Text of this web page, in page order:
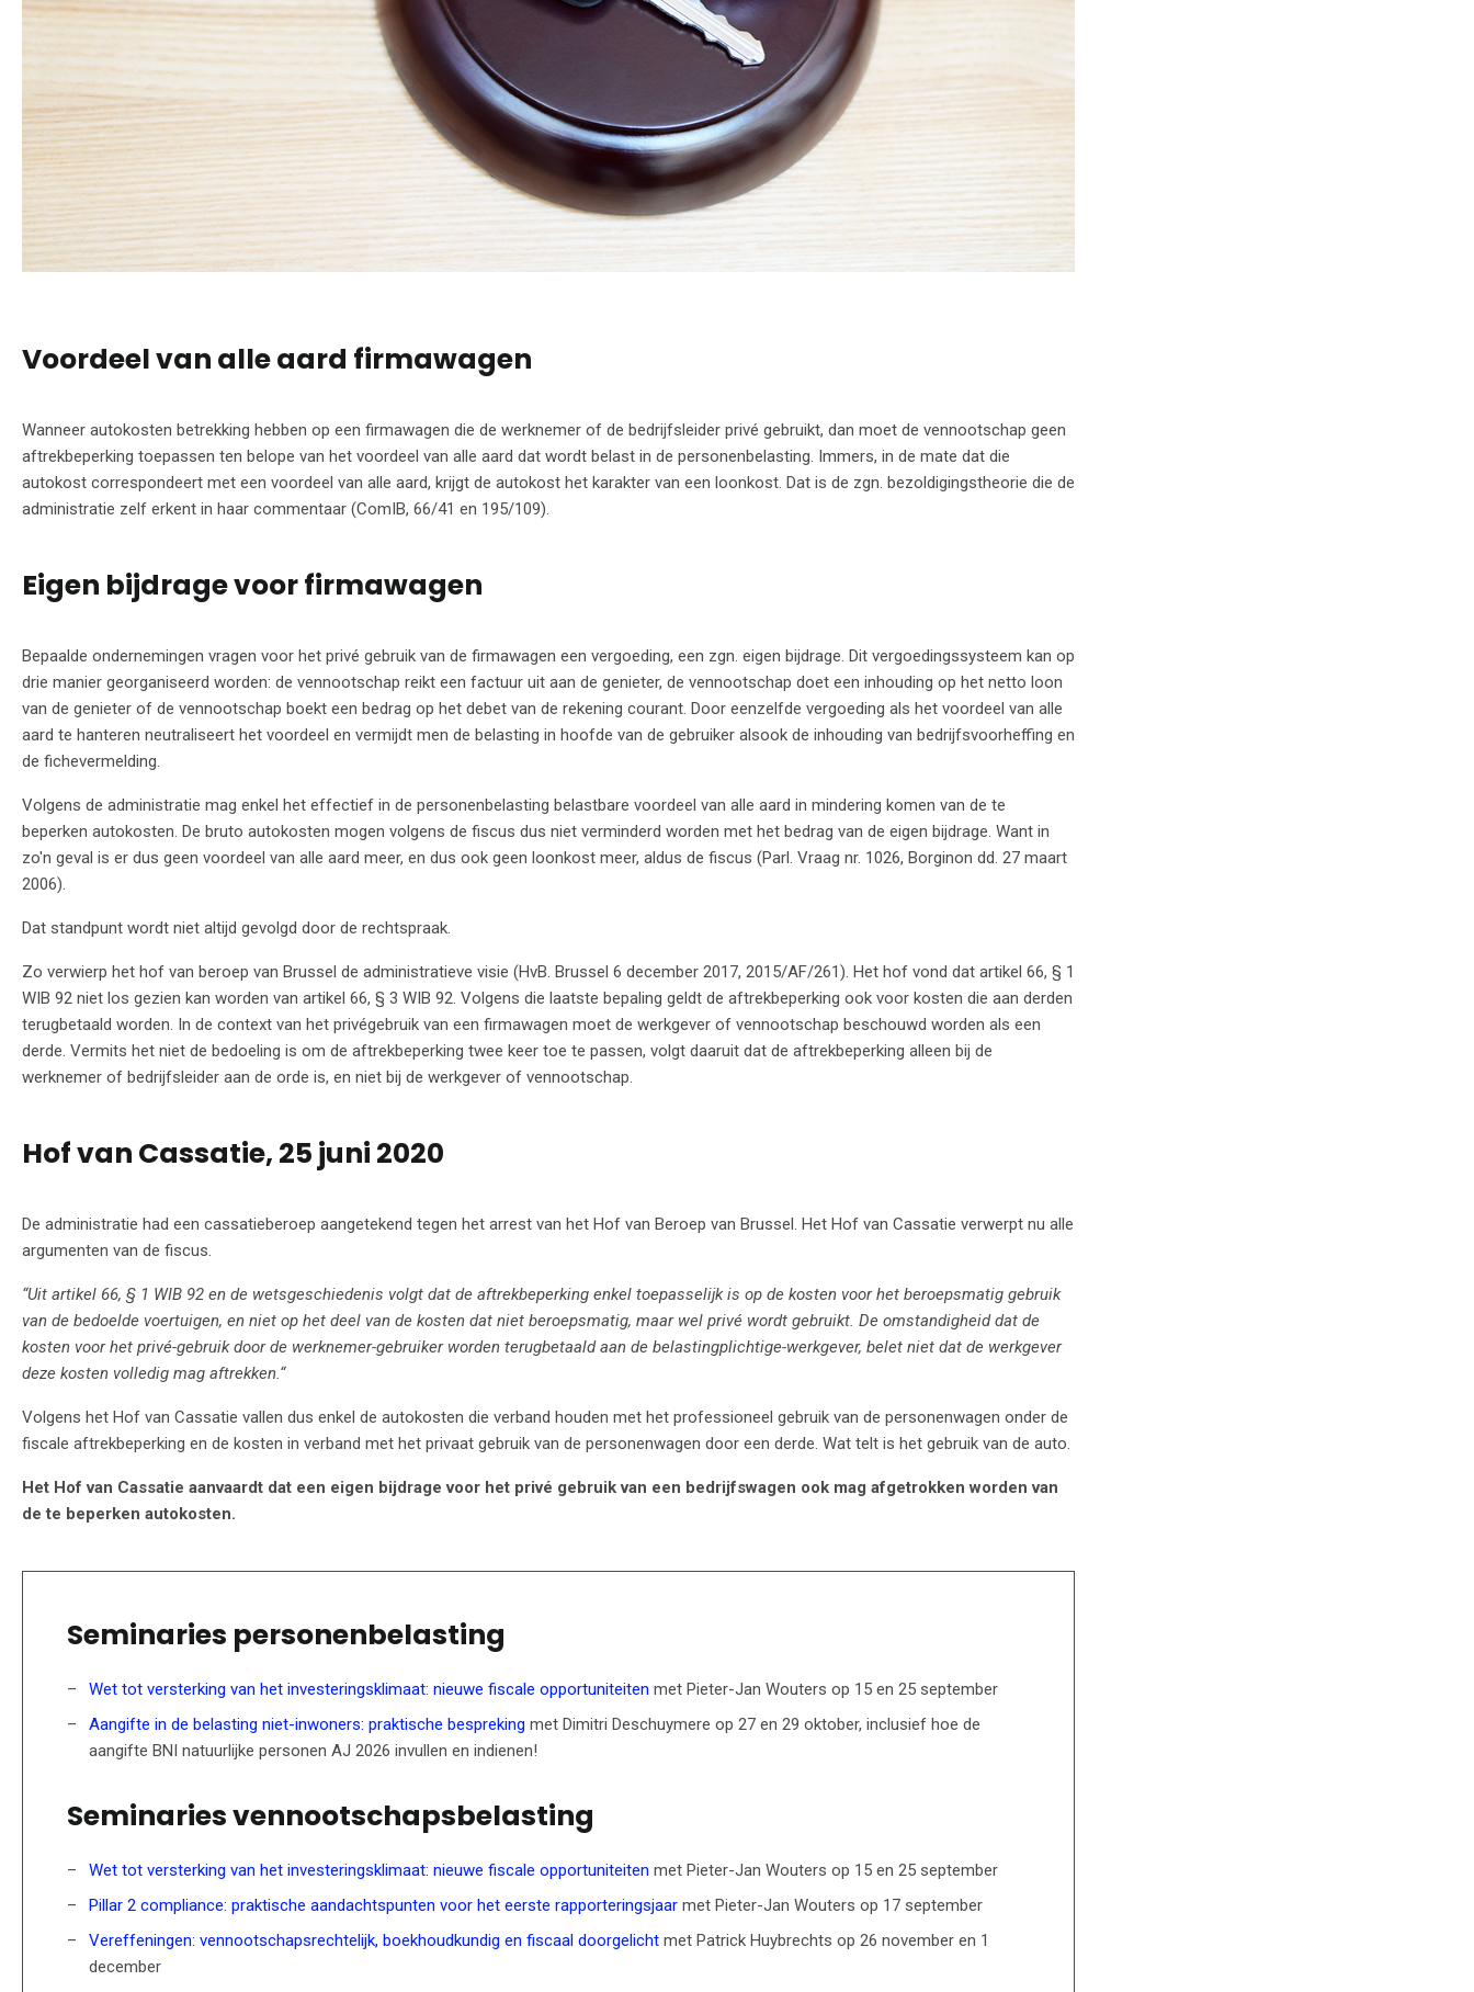
Voordeel van alle aard firmawagen
Wanneer autokosten betrekking hebben op een firmawagen die de werknemer of de bedrijfsleider privé gebruikt, dan moet de vennootschap geen
aftrekbeperking toepassen ten belope van het voordeel van alle aard dat wordt belast in de personenbelasting. Immers, in de mate dat die
autokost correspondeert met een voordeel van alle aard, krijgt de autokost het karakter van een loonkost. Dat is de zgn. bezoldigingstheorie die de
administratie zelf erkent in haar commentaar (ComIB, 66/41 en 195/109).
Eigen bijdrage voor firmawagen
Bepaalde ondernemingen vragen voor het privé gebruik van de firmawagen een vergoeding, een zgn. eigen bijdrage. Dit vergoedingssysteem kan op
drie manier georganiseerd worden: de vennootschap reikt een factuur uit aan de genieter, de vennootschap doet een inhouding op het netto loon
van de genieter of de vennootschap boekt een bedrag op het debet van de rekening courant. Door eenzelfde vergoeding als het voordeel van alle
aard te hanteren neutraliseert het voordeel en vermijdt men de belasting in hoofde van de gebruiker alsook de inhouding van bedrijfsvoorheffing en
de fichevermelding.
Volgens de administratie mag enkel het effectief in de personenbelasting belastbare voordeel van alle aard in mindering komen van de te
beperken autokosten. De bruto autokosten mogen volgens de fiscus dus niet verminderd worden met het bedrag van de eigen bijdrage. Want in
zo'n geval is er dus geen voordeel van alle aard meer, en dus ook geen loonkost meer, aldus de fiscus (Parl. Vraag nr. 1026, Borginon dd. 27 maart
2006).
Dat standpunt wordt niet altijd gevolgd door de rechtspraak.
Zo verwierp het hof van beroep van Brussel de administratieve visie (HvB. Brussel 6 december 2017, 2015/AF/261). Het hof vond dat artikel 66, § 1
WIB 92 niet los gezien kan worden van artikel 66, § 3 WIB 92. Volgens die laatste bepaling geldt de aftrekbeperking ook voor kosten die aan derden
terugbetaald worden. In de context van het privégebruik van een firmawagen moet de werkgever of vennootschap beschouwd worden als een
derde. Vermits het niet de bedoeling is om de aftrekbeperking twee keer toe te passen, volgt daaruit dat de aftrekbeperking alleen bij de
werknemer of bedrijfsleider aan de orde is, en niet bij de werkgever of vennootschap.
Hof van Cassatie, 25 juni 2020
De administratie had een cassatieberoep aangetekend tegen het arrest van het Hof van Beroep van Brussel. Het Hof van Cassatie verwerpt nu alle
argumenten van de fiscus.
“Uit artikel 66, § 1 WIB 92 en de wetsgeschiedenis volgt dat de aftrekbeperking enkel toepasselijk is op de kosten voor het beroepsmatig gebruik
van de bedoelde voertuigen, en niet op het deel van de kosten dat niet beroepsmatig, maar wel privé wordt gebruikt. De omstandigheid dat de
kosten voor het privé-gebruik door de werknemer-gebruiker worden terugbetaald aan de belastingplichtige-werkgever, belet niet dat de werkgever
deze kosten volledig mag aftrekken.“
Volgens het Hof van Cassatie vallen dus enkel de autokosten die verband houden met het professioneel gebruik van de personenwagen onder de
fiscale aftrekbeperking en de kosten in verband met het privaat gebruik van de personenwagen door een derde. Wat telt is het gebruik van de auto.
Het Hof van Cassatie aanvaardt dat een eigen bijdrage voor het privé gebruik van een bedrijfswagen ook mag afgetrokken worden van
de te beperken autokosten.
Seminaries personenbelasting
Wet tot versterking van het investeringsklimaat: nieuwe fiscale opportuniteiten met Pieter-Jan Wouters op 15 en 25 september
Aangifte in de belasting niet-inwoners: praktische bespreking met Dimitri Deschuymere op 27 en 29 oktober, inclusief hoe de
aangifte BNI natuurlijke personen AJ 2026 invullen en indienen!
Seminaries vennootschapsbelasting
Wet tot versterking van het investeringsklimaat: nieuwe fiscale opportuniteiten met Pieter-Jan Wouters op 15 en 25 september
Pillar 2 compliance: praktische aandachtspunten voor het eerste rapporteringsjaar met Pieter-Jan Wouters op 17 september
Vereffeningen: vennootschapsrechtelijk, boekhoudkundig en fiscaal doorgelicht met Patrick Huybrechts op 26 november en 1
december